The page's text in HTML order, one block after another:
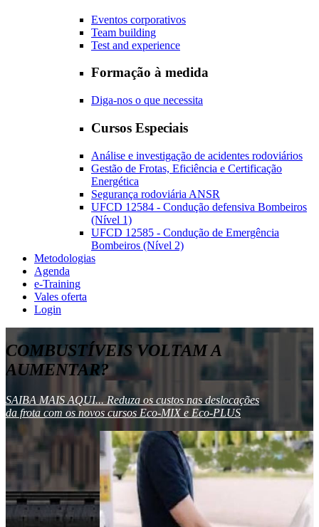
Eventos corporativos
Team building
Test and experience
Formação à medida
Diga-nos o que necessita
Cursos Especiais
Análise e investigação de acidentes rodoviários
Gestão de Frotas, Eficiência e Certificação
Energética
Segurança rodoviária ANSR
UFCD 12584 - Condução defensiva Bombeiros
(Nível 1)
UFCD 12585 - Condução de Emergência
Bombeiros (Nível 2)
Metodologias
Agenda
e-Training
Vales oferta
Login
COMBUSTÍVEIS VOLTAM A
AUMENTAR?
SAIBA MAIS AQUI... Reduza os custos nas deslocações
da frota com os novos cursos Eco-MIX e Eco-PLUS